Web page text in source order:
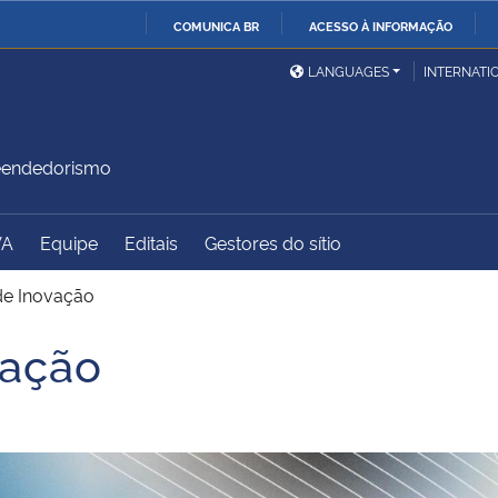
COMUNICA BR ACESSO À INFORMAÇÃO
Ministério da Defesa
Ministério das Relações
Exteriores
Ministério do
Desenvolvimento Regional
Controladoria-Geral da
Advocacia-Geral da União
LANGUAGES
Equipe Editais Gestores do sítio
Inovação